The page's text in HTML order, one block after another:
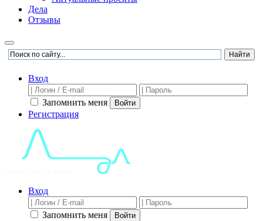
Дела
Отзывы
Вход
Запомнить меня Войти
Регистрация
Вход
Запомнить меня Войти